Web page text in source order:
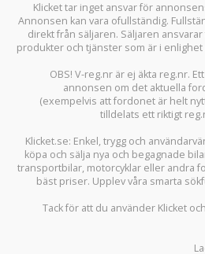
Klicket tar inget ansvar för
Annonsen kan vara ofullständig.
direkt från säljaren. Säljaren
produkter och tjänster som är i enlighet
OBS! V-reg.nr är ej äkta reg.nr.
annonsen om det aktuella
(exempelvis att fordonet är helt
tilldelats ett riktigt
Klicket.se: Enkel, trygg och
köpa och sälja nya och begagnade
transportbilar, motorcyklar eller andra
bäst priser. Upplev våra smarta
Tack för att du använder Klicket